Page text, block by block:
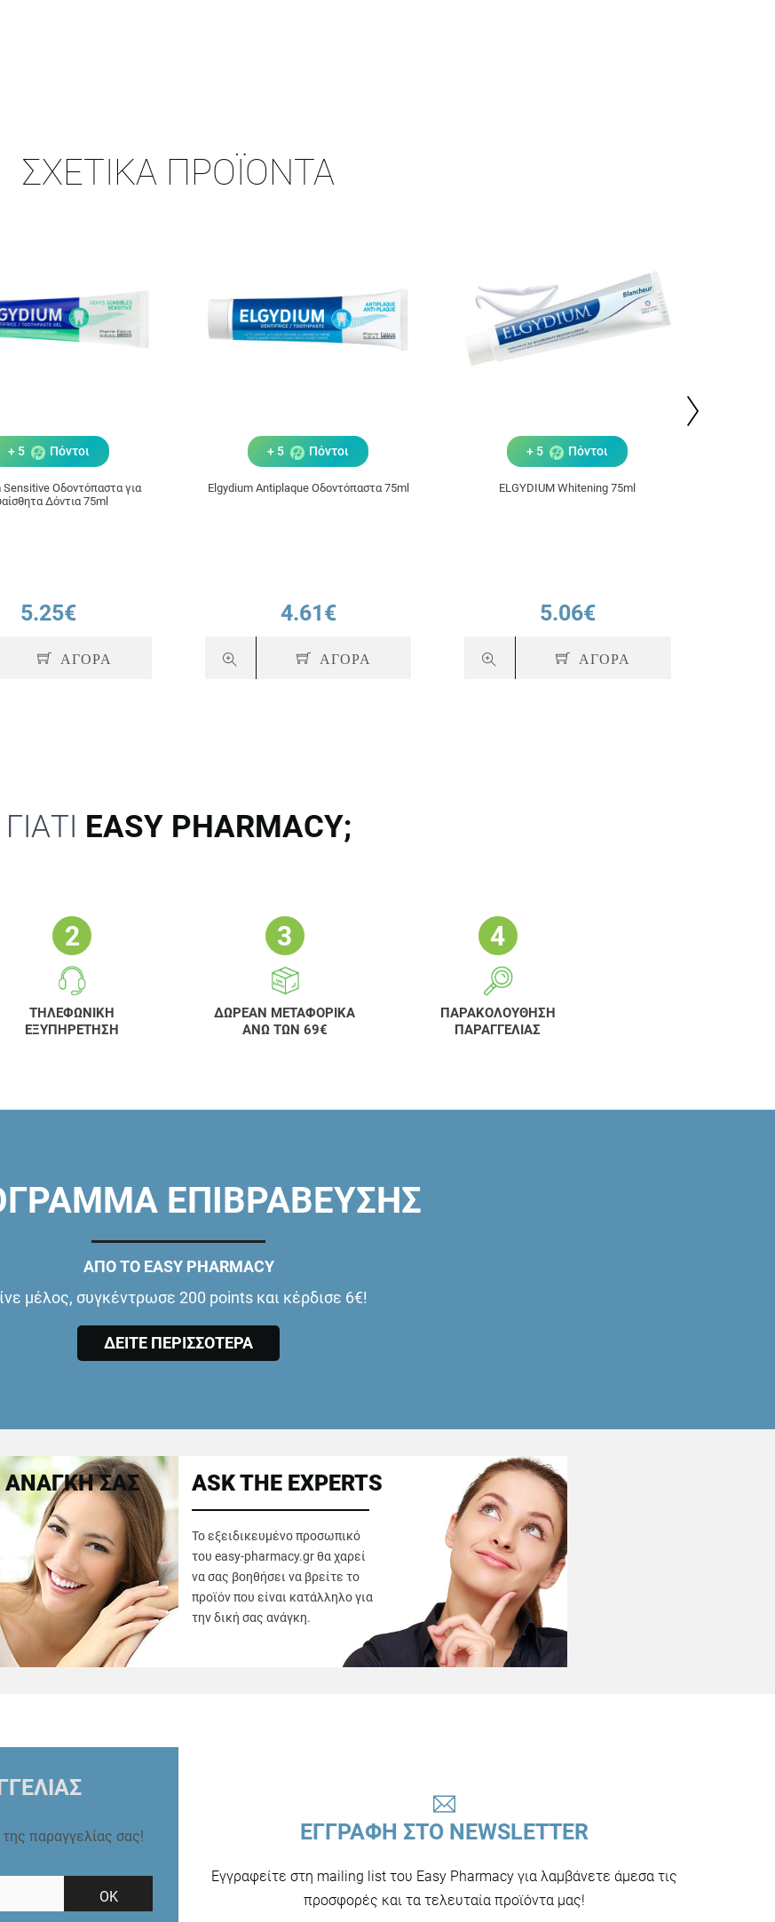
ΣΧΕΤΙΚΆ ΠΡΟΪΌΝΤΑ
+ 5 Πόντοι
Sensitive Οδοντόπαστα για
Δόντια 75ml
5.25€
ΑΓΟΡΑ
+ 5 Πόντοι
Elgydium Antiplaque Οδοντόπαστα 75ml
4.61€
ΑΓΟΡΑ
+ 5 Πόντοι
ELGYDIUM Whitening 75ml
5.06€
ΑΓΟΡΑ
ΓΙΑΤΙ EASY PHARMACY;
ΤΗΛΕΦΩΝΙΚΗ
ΕΞΥΠΗΡΕΤΗΣΗ
ΔΩΡΕΑΝ ΜΕΤΑΦΟΡΙΚΑ
ΑΝΩ ΤΩΝ 69€
ΠΑΡΑΚΟΛΟΥΘΗΣΗ
ΠΑΡΑΓΓΕΛΙΑΣ
ΕΠΙΒΡΑΒΕΥΣΗΣ
ΑΠΟ ΤΟ EASY PHARMACY
μέλος, συγκέντρωσε 200 points και κέρδισε 6€!
ΔΕΙΤΕ ΠΕΡΙΣΣΟΤΕΡΑ
ΣΑΣ ASK THE EXPERTS
Το εξειδικευμένο προσωπικό
του easy-pharmacy.gr θα χαρεί
να σας βοηθήσει να βρείτε το
προϊόν που είναι κατάλληλο για
την δική σας ανάγκη.
παραγγελίας σας!
ΟΚ
ΕΓΓΡΑΦΗ ΣΤΟ NEWSLETTER
Εγγραφείτε στη mailing list του Easy Pharmacy για λαμβάνετε άμεσα τις
προσφορές και τα τελευταία προϊόντα μας!